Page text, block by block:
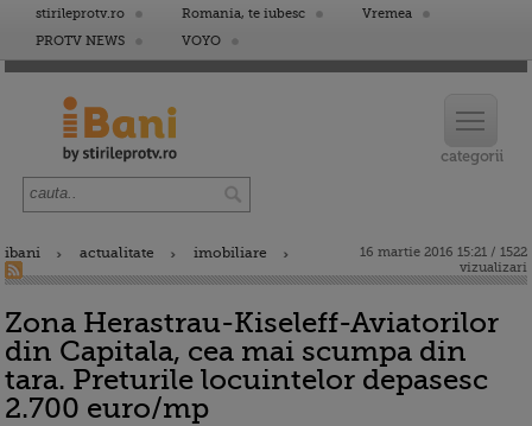
stirileprotv.ro Romania, te iubesc
Vremea
PROTV NEWS
VOYO
ibani actualitate imobiliare
16 martie 2016 15:21 / 1522
vizualizari
Zona Herastrau-Kiseleff-Aviatorilor
din Capitala, cea mai scumpa din
tara. Preturile locuintelor depasesc
2.700 euro/mp